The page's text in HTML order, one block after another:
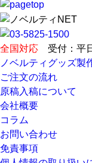
全国対応 受付：平
ノベルティグッズ製
ご注文の流れ
原稿入稿について
会社概要
コラム
お問い合わせ
免責事項